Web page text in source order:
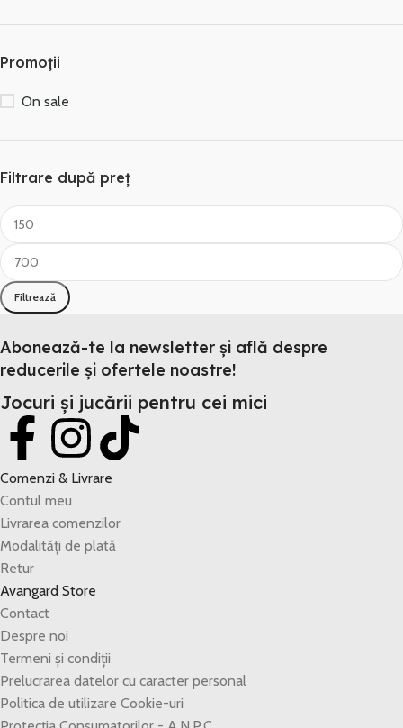
Promoții
On sale
Filtrare după preț
Filtrează
Abonează-te la newsletter și află despre
reducerile și ofertele noastre!
Jocuri și jucării pentru cei mici
Comenzi & Livrare
Contul meu
Livrarea comenzilor
Modalități de plată
Retur
Avangard Store
Contact
Despre noi
Termeni și condiții
Prelucrarea datelor cu caracter personal
Politica de utilizare Cookie-uri